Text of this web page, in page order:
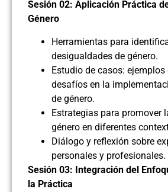
Sesión 02: Aplicación Práctica
Género
Herramientas para
desigualdades de género.
Estudio de casos: ejemplos
desafíos en la
de género.
Estrategias para promover
género en diferentes
Diálogo y reflexión sobre
personales y profesionales.
Sesión 03: Integración del
la Práctica